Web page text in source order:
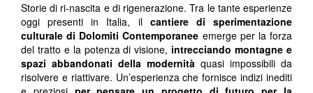
Storie di ri-nascita e di rigenerazione. Tra le tante esperienze
oggi presenti in Italia, il cantiere di sperimentazione
culturale di Dolomiti Contemporanee emerge per la forza
del tratto e la potenza di visione, intrecciando montagne e
spazi abbandonati della modernità quasi impossibili da
risolvere e riattivare. Un’esperienza che fornisce indizi inediti